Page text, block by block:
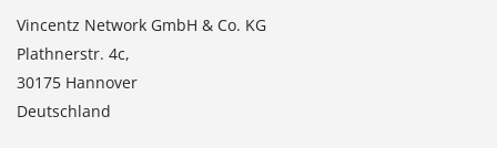
Vincentz Network GmbH & Co. KG
Plathnerstr. 4c,
30175 Hannover
Deutschland